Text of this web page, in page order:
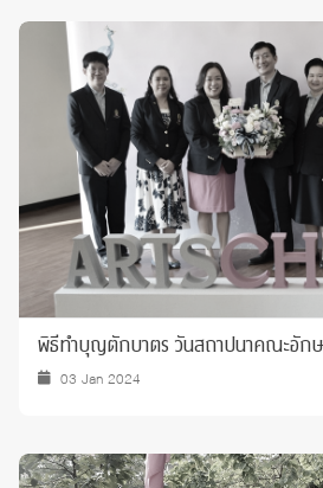
พิธีทำบุญตักบาตร วันสถาปนาคณะอักษ
03 Jan 2024